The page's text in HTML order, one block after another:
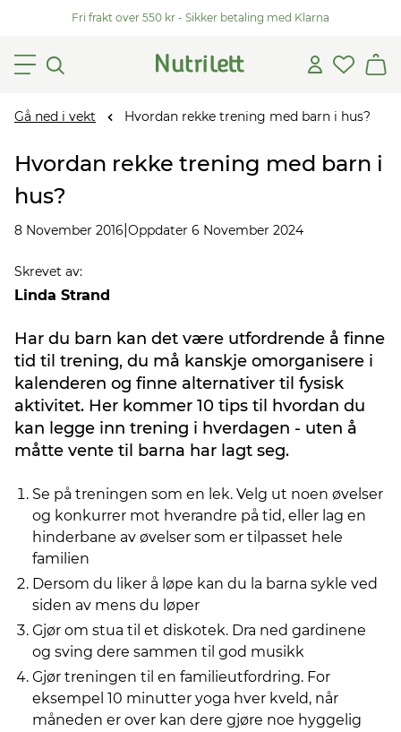
Fri frakt over 550 kr - Sikker betaling med Klarna
Gå ned i vekt Hvordan rekke trening med barn i hus?
Hvordan rekke trening med barn i
hus?
8 November 2016 Oppdater 6 November 2024
Skrevet av:
Linda Strand
Har du barn kan det være utfordrende å finne
tid til trening, du må kanskje omorganisere i
kalenderen og finne alternativer til fysisk
aktivitet. Her kommer 10 tips til hvordan du
kan legge inn trening i hverdagen - uten å
måtte vente til barna har lagt seg.
Se på treningen som en lek. Velg ut noen øvelser
og konkurrer mot hverandre på tid, eller lag en
hinderbane av øvelser som er tilpasset hele
familien
Dersom du liker å løpe kan du la barna sykle ved
siden av mens du løper
Gjør om stua til et diskotek. Dra ned gardinene
og sving dere sammen til god musikk
Gjør treningen til en familieutfordring. For
eksempel 10 minutter yoga hver kveld, når
måneden er over kan dere gjøre noe hyggelig